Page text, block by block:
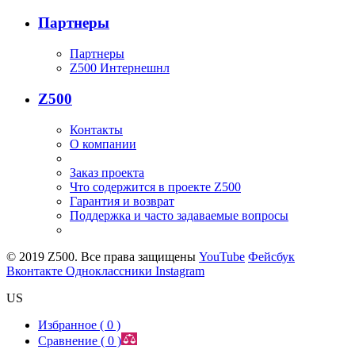
Партнеры
Партнеры
Z500 Интернешнл
Z500
Контакты
О компании
Заказ проекта
Что содержится в проекте Z500
Гарантия и возврат
Поддержка и часто задаваемые вопросы
© 2019 Z500. Все права защищены YouTube Фейсбук
Вконтакте Одноклассники Instagram
US
Избранное ( 0 )
Сравнение ( 0 )